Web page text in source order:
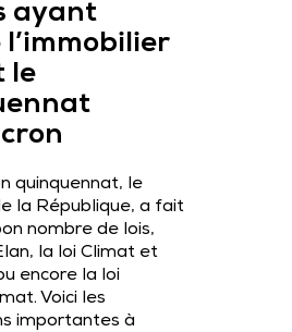
ayant
le
quinquennat, le
la République, a fait
nombre de lois,
la loi Climat et
encore la loi
Voici les
importantes à